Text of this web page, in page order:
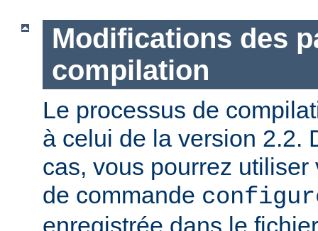
Modifications des
compilation
Le processus de
à celui de la version 2.2.
cas, vous pourrez
de commande
enregistrée dans le fichier